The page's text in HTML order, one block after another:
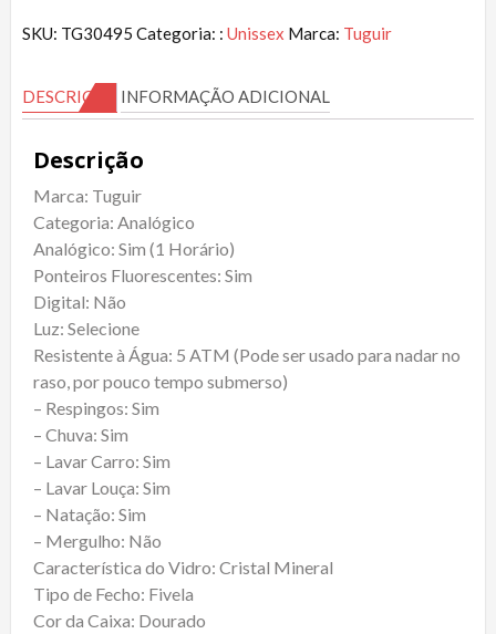
SKU: TG30495 Categoria: : Unissex Marca: Tuguir
DESCRIÇÃO INFORMAÇÃO ADICIONAL
Descrição
Marca: Tuguir
Categoria: Analógico
Analógico: Sim (1 Horário)
Ponteiros Fluorescentes: Sim
Digital: Não
Luz: Selecione
Resistente à Água: 5 ATM (Pode ser usado para nadar no
raso, por pouco tempo submerso)
– Respingos: Sim
– Chuva: Sim
– Lavar Carro: Sim
– Lavar Louça: Sim
– Natação: Sim
– Mergulho: Não
Característica do Vidro: Cristal Mineral
Tipo de Fecho: Fivela
Cor da Caixa: Dourado